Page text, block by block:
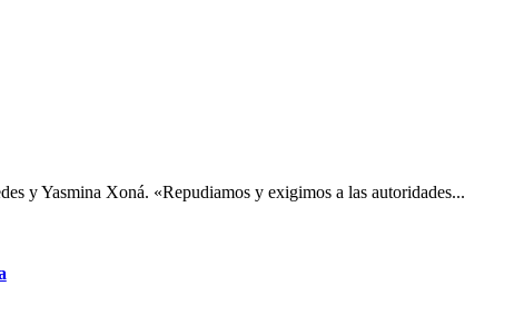
y Yasmina Xoná. «Repudiamos y exigimos a las autoridades...